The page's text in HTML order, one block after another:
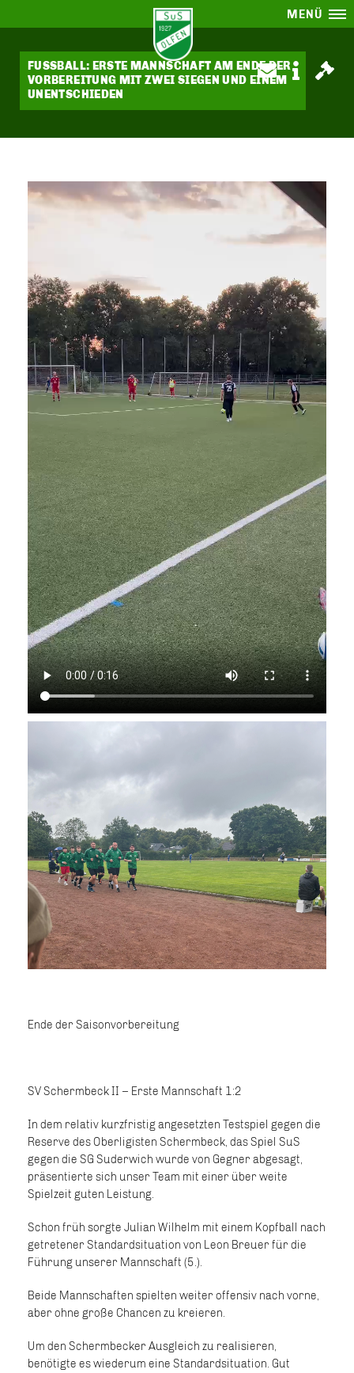
MENÜ
FUSSBALL: ERSTE MANNSCHAFT AM ENDE DER
VORBEREITUNG MIT ZWEI SIEGEN UND EINEM
UNENTSCHIEDEN
Ende der Saisonvorbereitung
SV Schermbeck II – Erste Mannschaft 1:2
In dem relativ kurzfristig angesetzten Testspiel gegen die
Reserve des Oberligisten Schermbeck, das Spiel SuS
gegen die SG Suderwich wurde von Gegner abgesagt,
präsentierte sich unser Team mit einer über weite
Spielzeit guten Leistung.
Schon früh sorgte Julian Wilhelm mit einem Kopfball nach
getretener Standardsituation von Leon Breuer für die
Führung unserer Mannschaft (5.).
Beide Mannschaften spielten weiter offensiv nach vorne,
aber ohne große Chancen zu kreieren.
Um den Schermbecker Ausgleich zu realisieren,
benötigte es wiederum eine Standardsituation. Gut